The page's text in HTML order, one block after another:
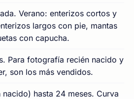
Verano: enterizos cortos y
largos con pie, mantas
con capucha.
Para fotografía recién nacido y
son los más vendidos.
nacido) hasta 24 meses. Curva